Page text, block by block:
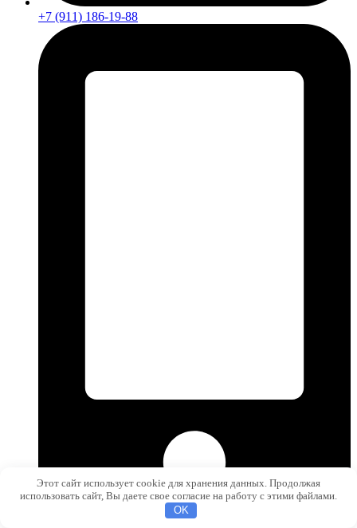
+7 (911) 186-19-88
Этот сайт использует cookie для хранения данных. Продолжая
использовать сайт, Вы даете свое согласие на работу с этими файлами.
OK